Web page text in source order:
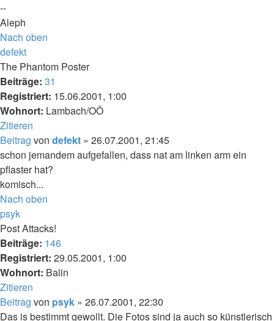
--
Aleph
Nach oben
defekt
The Phantom Poster
Beiträge: 31
Registriert: 15.06.2001, 1:00
Wohnort: Lambach/OÖ
Zitieren
Beitrag von defekt » 26.07.2001, 21:45
schon jemandem aufgefallen, dass nat am linken arm ein
pflaster hat?
komisch...
Nach oben
psyk
Post Attacks!
Beiträge: 146
Registriert: 29.05.2001, 1:00
Wohnort: Balin
Zitieren
Beitrag von psyk » 26.07.2001, 22:30
Das is bestimmt gewollt. Die Fotos sind ja auch so künstlerisch